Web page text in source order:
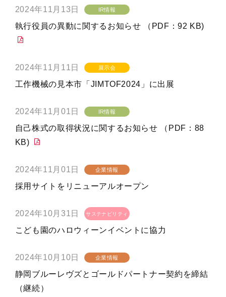
2024年11月13日 IR情報
執行役員の異動に関するお知らせ （PDF：92 KB)
2024年11月11日 展示会
工作機械の見本市「JIMTOF2024」に出展
2024年11月01日 IR情報
自己株式の取得状況に関するお知らせ （PDF：88
KB)
2024年11月01日 企業情報
採用サイトをリニューアルオープン
2024年10月31日 サステナビリティ
こども園のハロウィーンイベントに協力
2024年10月10日 企業情報
静岡ブルーレヴズとゴールドパートナー契約を締結
（継続）